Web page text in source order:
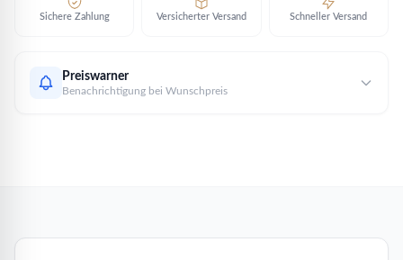
Sichere Zahlung Versicherter Versand Schneller Versand
Preiswarner
Benachrichtigung bei Wunschpreis